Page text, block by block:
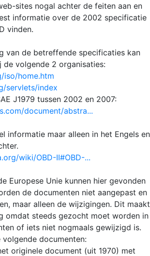
sites nogal achter de feiten aan en
informatie over de 2002 specificatie
vinden.
van de betreffende specificaties kan
de volgende 2 organisaties:
iso/home.htm
servlets/index
J1979 tussen 2002 en 2007:
document/abstra...
informatie maar alleen in het Engels en
wiki/OBD-II#OBD-...
Europese Unie kunnen hier gevonden
de documenten niet aangepast en
maar alleen de wijzigingen. Dit maakt
omdat steeds gezocht moet worden in
of iets niet nogmaals gewijzigd is.
volgende documenten:
originele document (uit 1970) met